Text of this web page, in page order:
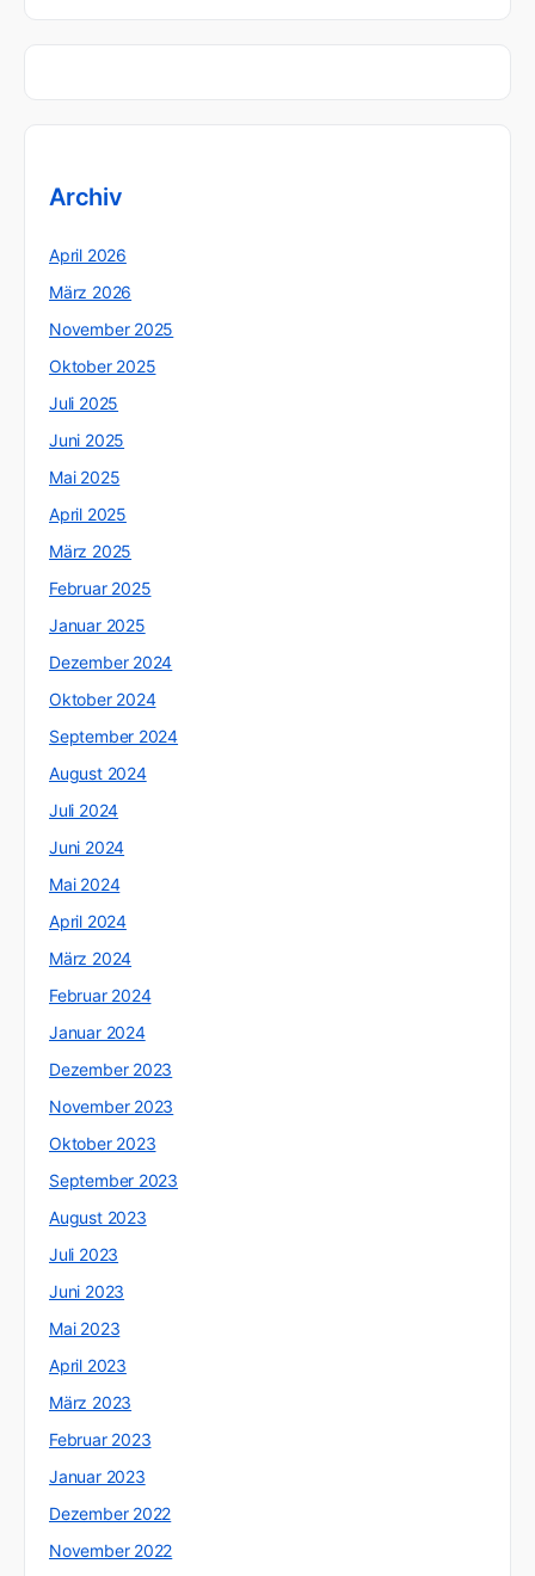
Archiv
April 2026
März 2026
November 2025
Oktober 2025
Juli 2025
Juni 2025
Mai 2025
April 2025
März 2025
Februar 2025
Januar 2025
Dezember 2024
Oktober 2024
September 2024
August 2024
Juli 2024
Juni 2024
Mai 2024
April 2024
März 2024
Februar 2024
Januar 2024
Dezember 2023
November 2023
Oktober 2023
September 2023
August 2023
Juli 2023
Juni 2023
Mai 2023
April 2023
März 2023
Februar 2023
Januar 2023
Dezember 2022
November 2022